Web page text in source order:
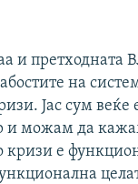
и претходната
на
Јас сум веќе
и можам да
кризи е